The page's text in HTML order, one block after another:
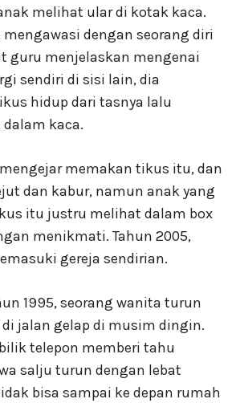
melihat ular di kotak kaca.
dengan seorang diri
guru menjelaskan mengenai
sendiri di sisi lain, dia
hidup dari tasnya lalu
kaca.
memakan tikus itu, dan
dan kabur, namun anak yang
itu justru melihat dalam box
menikmati. Tahun 2005,
gereja sendirian.
1995, seorang wanita turun
jalan gelap di musim dingin.
telepon memberi tahu
salju turun dengan lebat
bisa sampai ke depan rumah